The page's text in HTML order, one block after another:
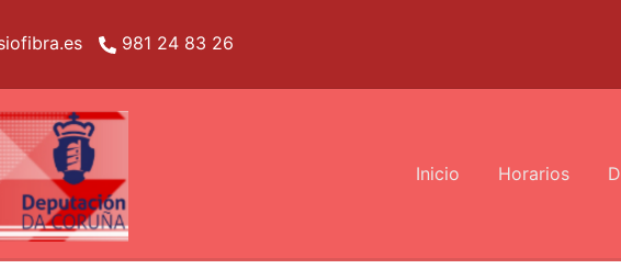
981 24 83 26
Inicio Horarios